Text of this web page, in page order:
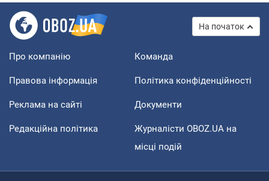
На початок
Про компанію Команда
Правова інформація Політика конфіденційності
Реклама на сайті Документи
Редакційна політика
Журналісти OBOZ.UA на
місці подій